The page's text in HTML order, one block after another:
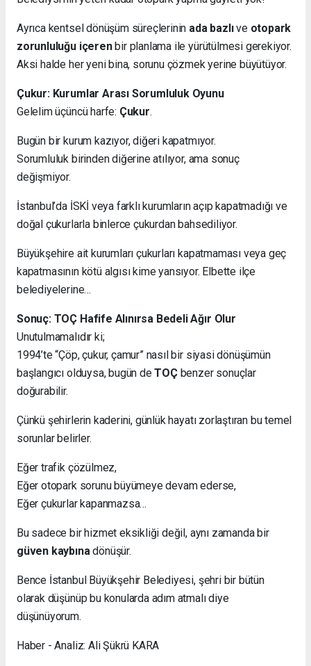
Ayrıca kentsel dönüşüm süreçlerinin ada bazlıve otopark
zorunluluğu içerenbir planlama ile yürütülmesi gerekiyor.
Aksi halde her yeni bina, sorunu çözmek yerine büyütüyor.
Çukur: Kurumlar Arası Sorumluluk Oyunu
Gelelim üçüncü harfe: Çukur.
Bugün bir kurum kazıyor, diğeri kapatmıyor.
Sorumluluk birinden diğerine atılıyor, ama sonuç
değişmiyor.
İstanbul’da İSKİ veya farklı kurumların açıp kapatmadığı ve
doğal çukurlarla binlerce çukurdan bahsediliyor.
Büyükşehire ait kurumları çukurları kapatmaması veya geç
kapatmasının kötü algısı kime yansıyor. Elbette ilçe
belediyelerine…
Sonuç: TOÇ Hafife Alınırsa Bedeli Ağır Olur
Unutulmamalıdır ki;
1994’te “Çöp, çukur, çamur” nasıl bir siyasi dönüşümün
başlangıcı olduysa, bugün deTOÇbenzer sonuçlar
doğurabilir.
Çünkü şehirlerin kaderini, günlük hayatı zorlaştıran bu temel
sorunlar belirler.
Eğer trafik çözülmez,
Eğer otopark sorunu büyümeye devam ederse,
Eğer çukurlar kapanmazsa…
Bu sadece bir hizmet eksikliği değil, aynı zamanda bir
güven kaybına dönüşür.
Bence İstanbul Büyükşehir Belediyesi, şehri bir bütün
olarak düşünüp bu konularda adım atmalı diye
düşünüyorum.
Haber - Analiz: Ali Şükrü KARA